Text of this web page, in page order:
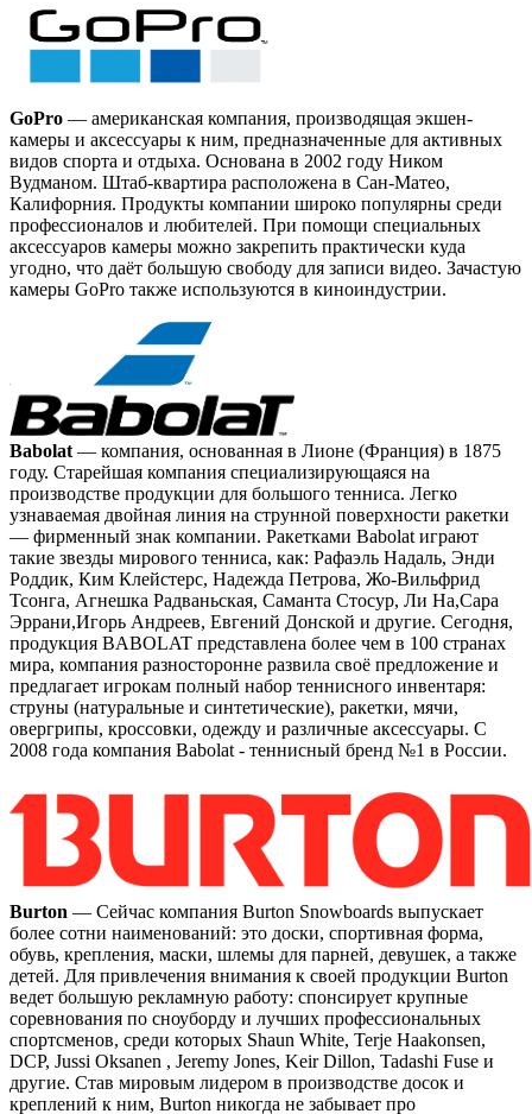
GoPro — американская компания, производящая экшен-
камеры и аксессуары к ним, предназначенные для активных
видов спорта и отдыха. Основана в 2002 году Ником
Вудманом. Штаб-квартира расположена в Сан-Матео,
Калифорния. Продукты компании широко популярны среди
профессионалов и любителей. При помощи специальных
аксессуаров камеры можно закрепить практически куда
угодно, что даёт большую свободу для записи видео. Зачастую
камеры GoPro также используются в киноиндустрии.
Babolat — компания, основанная в Лионе (Франция) в 1875
году. Старейшая компания специализирующаяся на
производстве продукции для большого тенниса. Легко
узнаваемая двойная линия на струнной поверхности ракетки
— фирменный знак компании. Ракетками Babolat играют
такие звезды мирового тенниса, как: Рафаэль Надаль, Энди
Роддик, Ким Клейстерс, Надежда Петрова, Жо-Вильфрид
Тсонга, Агнешка Радваньская, Саманта Стосур, Ли На,Сара
Эррани,Игорь Андреев, Евгений Донской и другие. Сегодня,
продукция BABOLAT представлена более чем в 100 странах
мира, компания разносторонне развила своё предложение и
предлагает игрокам полный набор теннисного инвентаря:
струны (натуральные и синтетические), ракетки, мячи,
овергрипы, кроссовки, одежду и различные аксессуары. С
2008 года компания Babolat - теннисный бренд №1 в России.
Burton — Сейчас компания Burton Snowboards выпускает
более сотни наименований: это доски, спортивная форма,
обувь, крепления, маски, шлемы для парней, девушек, а также
детей. Для привлечения внимания к своей продукции Burton
ведет большую рекламную работу: спонсирует крупные
соревнования по сноуборду и лучших профессиональных
спортсменов, среди которых Shaun White, Terje Haakonsen,
DCP, Jussi Oksanen , Jeremy Jones, Keir Dillon, Tadashi Fuse и
другие. Став мировым лидером в производстве досок и
креплений к ним, Burton никогда не забывает про